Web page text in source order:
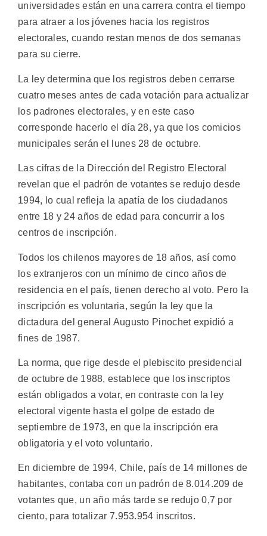
universidades están en una carrera contra el tiempo
para atraer a los jóvenes hacia los registros
electorales, cuando restan menos de dos semanas
para su cierre.
La ley determina que los registros deben cerrarse
cuatro meses antes de cada votación para actualizar
los padrones electorales, y en este caso
corresponde hacerlo el día 28, ya que los comicios
municipales serán el lunes 28 de octubre.
Las cifras de la Dirección del Registro Electoral
revelan que el padrón de votantes se redujo desde
1994, lo cual refleja la apatía de los ciudadanos
entre 18 y 24 años de edad para concurrir a los
centros de inscripción.
Todos los chilenos mayores de 18 años, así como
los extranjeros con un mínimo de cinco años de
residencia en el país, tienen derecho al voto. Pero la
inscripción es voluntaria, según la ley que la
dictadura del general Augusto Pinochet expidió a
fines de 1987.
La norma, que rige desde el plebiscito presidencial
de octubre de 1988, establece que los inscriptos
están obligados a votar, en contraste con la ley
electoral vigente hasta el golpe de estado de
septiembre de 1973, en que la inscripción era
obligatoria y el voto voluntario.
En diciembre de 1994, Chile, país de 14 millones de
habitantes, contaba con un padrón de 8.014.209 de
votantes que, un año más tarde se redujo 0,7 por
ciento, para totalizar 7.953.954 inscritos.